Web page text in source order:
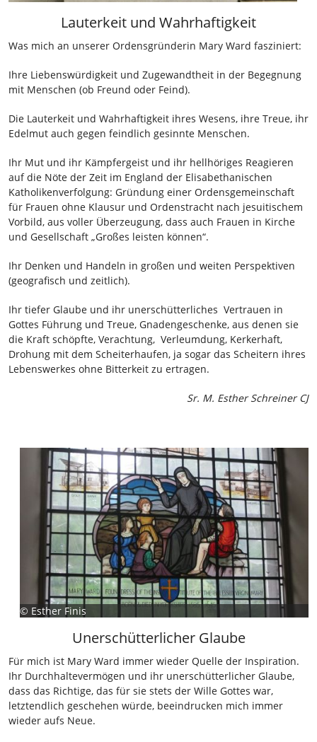
Lauterkeit und Wahrhaftigkeit
Was mich an unserer Ordensgründerin Mary Ward fasziniert:
Ihre Liebenswürdigkeit und Zugewandtheit in der Begegnung
mit Menschen (ob Freund oder Feind).
Die Lauterkeit und Wahrhaftigkeit ihres Wesens, ihre Treue, ihr
Edelmut auch gegen feindlich gesinnte Menschen.
Ihr Mut und ihr Kämpfergeist und ihr hellhöriges Reagieren
auf die Nöte der Zeit im England der Elisabethanischen
Katholikenverfolgung: Gründung einer Ordensgemeinschaft
für Frauen ohne Klausur und Ordenstracht nach jesuitischem
Vorbild, aus voller Überzeugung, dass auch Frauen in Kirche
und Gesellschaft „Großes leisten können“.
Ihr Denken und Handeln in großen und weiten Perspektiven
(geografisch und zeitlich).
Ihr tiefer Glaube und ihr unerschütterliches Vertrauen in
Gottes Führung und Treue, Gnadengeschenke, aus denen sie
die Kraft schöpfte, Verachtung, Verleumdung, Kerkerhaft,
Drohung mit dem Scheiterhaufen, ja sogar das Scheitern ihres
Lebenswerkes ohne Bitterkeit zu ertragen.
Sr. M. Esther Schreiner CJ
© Esther Finis
Unerschütterlicher Glaube
Für mich ist Mary Ward immer wieder Quelle der Inspiration.
Ihr Durchhaltevermögen und ihr unerschütterlicher Glaube,
dass das Richtige, das für sie stets der Wille Gottes war,
letztendlich geschehen würde, beeindrucken mich immer
wieder aufs Neue.